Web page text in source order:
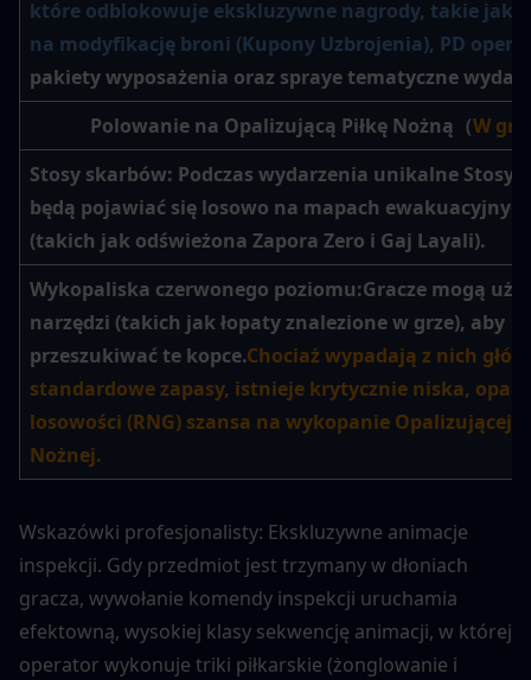
które odblokowuje ekskluzywne nagrody, takie jak
na modyfikację broni (Kupony Uzbrojenia), PD
pakiety wyposażenia oraz spraye tematyczne
Polowanie na Opalizującą Piłkę Nożną（W
Stosy skarbów: Podczas wydarzenia unikalne Stosy
będą pojawiać się losowo na mapach
(takich jak odświeżona Zapora Zero i Gaj Layali).
Wykopaliska czerwonego poziomu:Gracze mogą
narzędzi (takich jak łopaty znalezione w grze), aby
przeszukiwać te kopce.Chociaż wypadają z nich
standardowe zapasy, istnieje krytycznie niska,
losowości (RNG) szansa na wykopanie Opalizującej
Nożnej.
Wskazówki profesjonalisty: Ekskluzywne animacje
inspekcji. Gdy przedmiot jest trzymany w dłoniach
gracza, wywołanie komendy inspekcji uruchamia
efektowną, wysokiej klasy sekwencję animacji, w której
operator wykonuje triki piłkarskie (żonglowanie i